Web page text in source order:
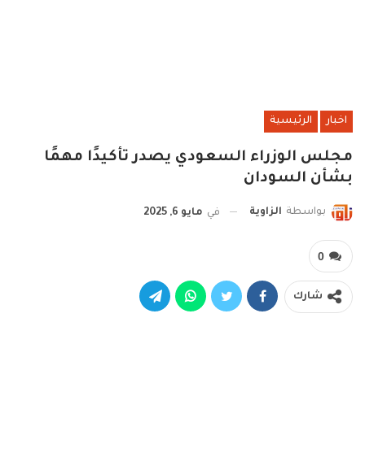
اخبار الرئيسية
مجلس الوزراء السعودي يصدر تأكيدًا مهمًا
بشأن السودان
بواسطة الزاوية في مايو 6, 2025
0
شارك